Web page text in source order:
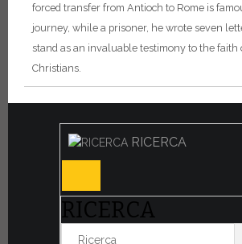
forced transfer from Antioch to Rome is
journey, while a prisoner, he wrote seven
stand as an invaluable testimony to the faith
Christians.
RICERCA
RICERCA